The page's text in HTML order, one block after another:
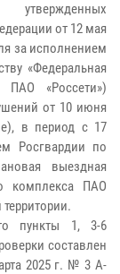
утвержденных
от 12 мая
за исполнением
«Федеральная
«Россети»)
от 10 июня
в период с 17
Росгвардии по
выездная
комплекса ПАО
пункты 1, 3-6
составлен
2025 г. № 3 А-